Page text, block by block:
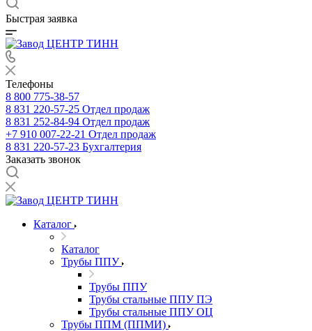
Быстрая заявка
Телефоны
8 800 775-38-57
8 831 220-57-25 Отдел продаж
8 831 252-84-94 Отдел продаж
+7 910 007-22-21 Отдел продаж
8 831 220-57-23 Бухгалтерия
Заказать звонок
Каталог
Каталог
Трубы ППУ
Трубы ППУ
Трубы стальные ППУ ПЭ
Трубы стальные ППУ ОЦ
Трубы ППМ (ППМИ)